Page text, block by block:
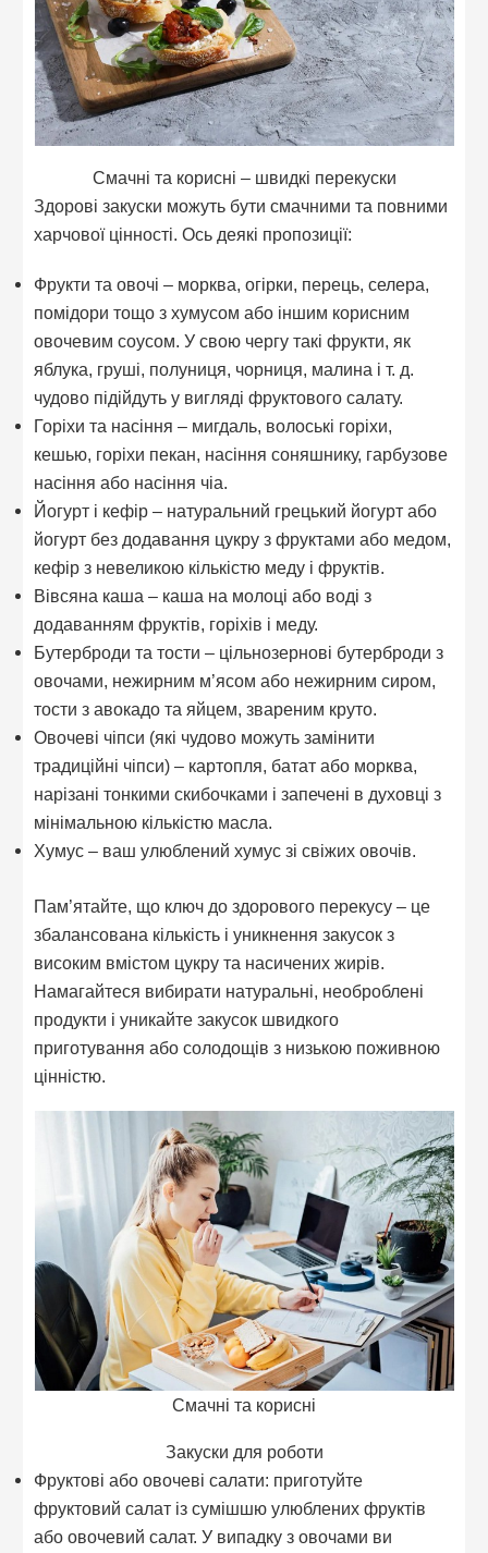
Смачні та корисні – швидкі перекуски
Здорові закуски можуть бути смачними та повними
харчової цінності. Ось деякі пропозиції:
Фрукти та овочі – морква, огірки, перець, селера,
помідори тощо з хумусом або іншим корисним
овочевим соусом. У свою чергу такі фрукти, як
яблука, груші, полуниця, чорниця, малина і т. д.
чудово підійдуть у вигляді фруктового салату.
Горіхи та насіння – мигдаль, волоські горіхи,
кешью, горіхи пекан, насіння соняшнику, гарбузове
насіння або насіння чіа.
Йогурт і кефір – натуральний грецький йогурт або
йогурт без додавання цукру з фруктами або медом,
кефір з невеликою кількістю меду і фруктів.
Вівсяна каша – каша на молоці або воді з
додаванням фруктів, горіхів і меду.
Бутерброди та тости – цільнозернові бутерброди з
овочами, нежирним м’ясом або нежирним сиром,
тости з авокадо та яйцем, звареним круто.
Овочеві чіпси (які чудово можуть замінити
традиційні чіпси) – картопля, батат або морква,
нарізані тонкими скибочками і запечені в духовці з
мінімальною кількістю масла.
Хумус – ваш улюблений хумус зі свіжих овочів.
Пам’ятайте, що ключ до здорового перекусу – це
збалансована кількість і уникнення закусок з
високим вмістом цукру та насичених жирів.
Намагайтеся вибирати натуральні, необроблені
продукти і уникайте закусок швидкого
приготування або солодощів з низькою поживною
цінністю.
Смачні та корисні
Закуски для роботи
Фруктові або овочеві салати: приготуйте
фруктовий салат із сумішшю улюблених фруктів
або овочевий салат. У випадку з овочами ви